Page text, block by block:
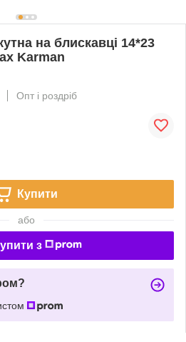
на блискавці 14*23
Karman
Опт і роздріб
Купити
або
з